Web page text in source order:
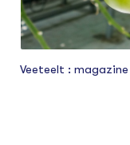
Veeteelt : magazine